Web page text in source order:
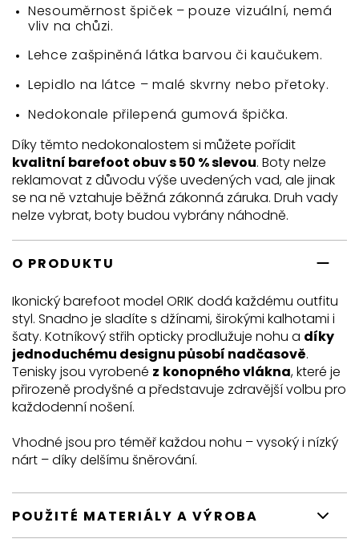
Nesouměrnost špiček – pouze vizuální, nemá
vliv na chůzi.
Lehce zašpiněná látka barvou či kaučukem.
Lepidlo na látce – malé skvrny nebo přetoky.
Nedokonale přilepená gumová špička.
Díky těmto nedokonalostem si můžete pořídit
kvalitní barefoot obuv s 50 % slevou. Boty nelze
reklamovat z důvodu výše uvedených vad, ale jinak
se na ně vztahuje běžná zákonná záruka. Druh vady
nelze vybrat, boty budou vybrány náhodně.
O PRODUKTU
Ikonický barefoot model ORIK dodá každému outfitu
styl. Snadno je sladíte s džínami, širokými kalhotami i
šaty. Kotníkový střih opticky prodlužuje nohu a díky
jednoduchému designu působí nadčasově.
Tenisky jsou vyrobené z konopného vlákna, které je
přirozeně prodyšné a představuje zdravější volbu pro
každodenní nošení.
Vhodné jsou pro téměř každou nohu – vysoký i nízký
nárt – díky delšímu šněrování.
POUŽITÉ MATERIÁLY A VÝROBA